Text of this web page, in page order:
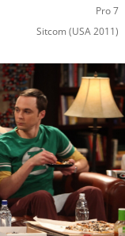
Pro 7
Sitcom (USA 2011)